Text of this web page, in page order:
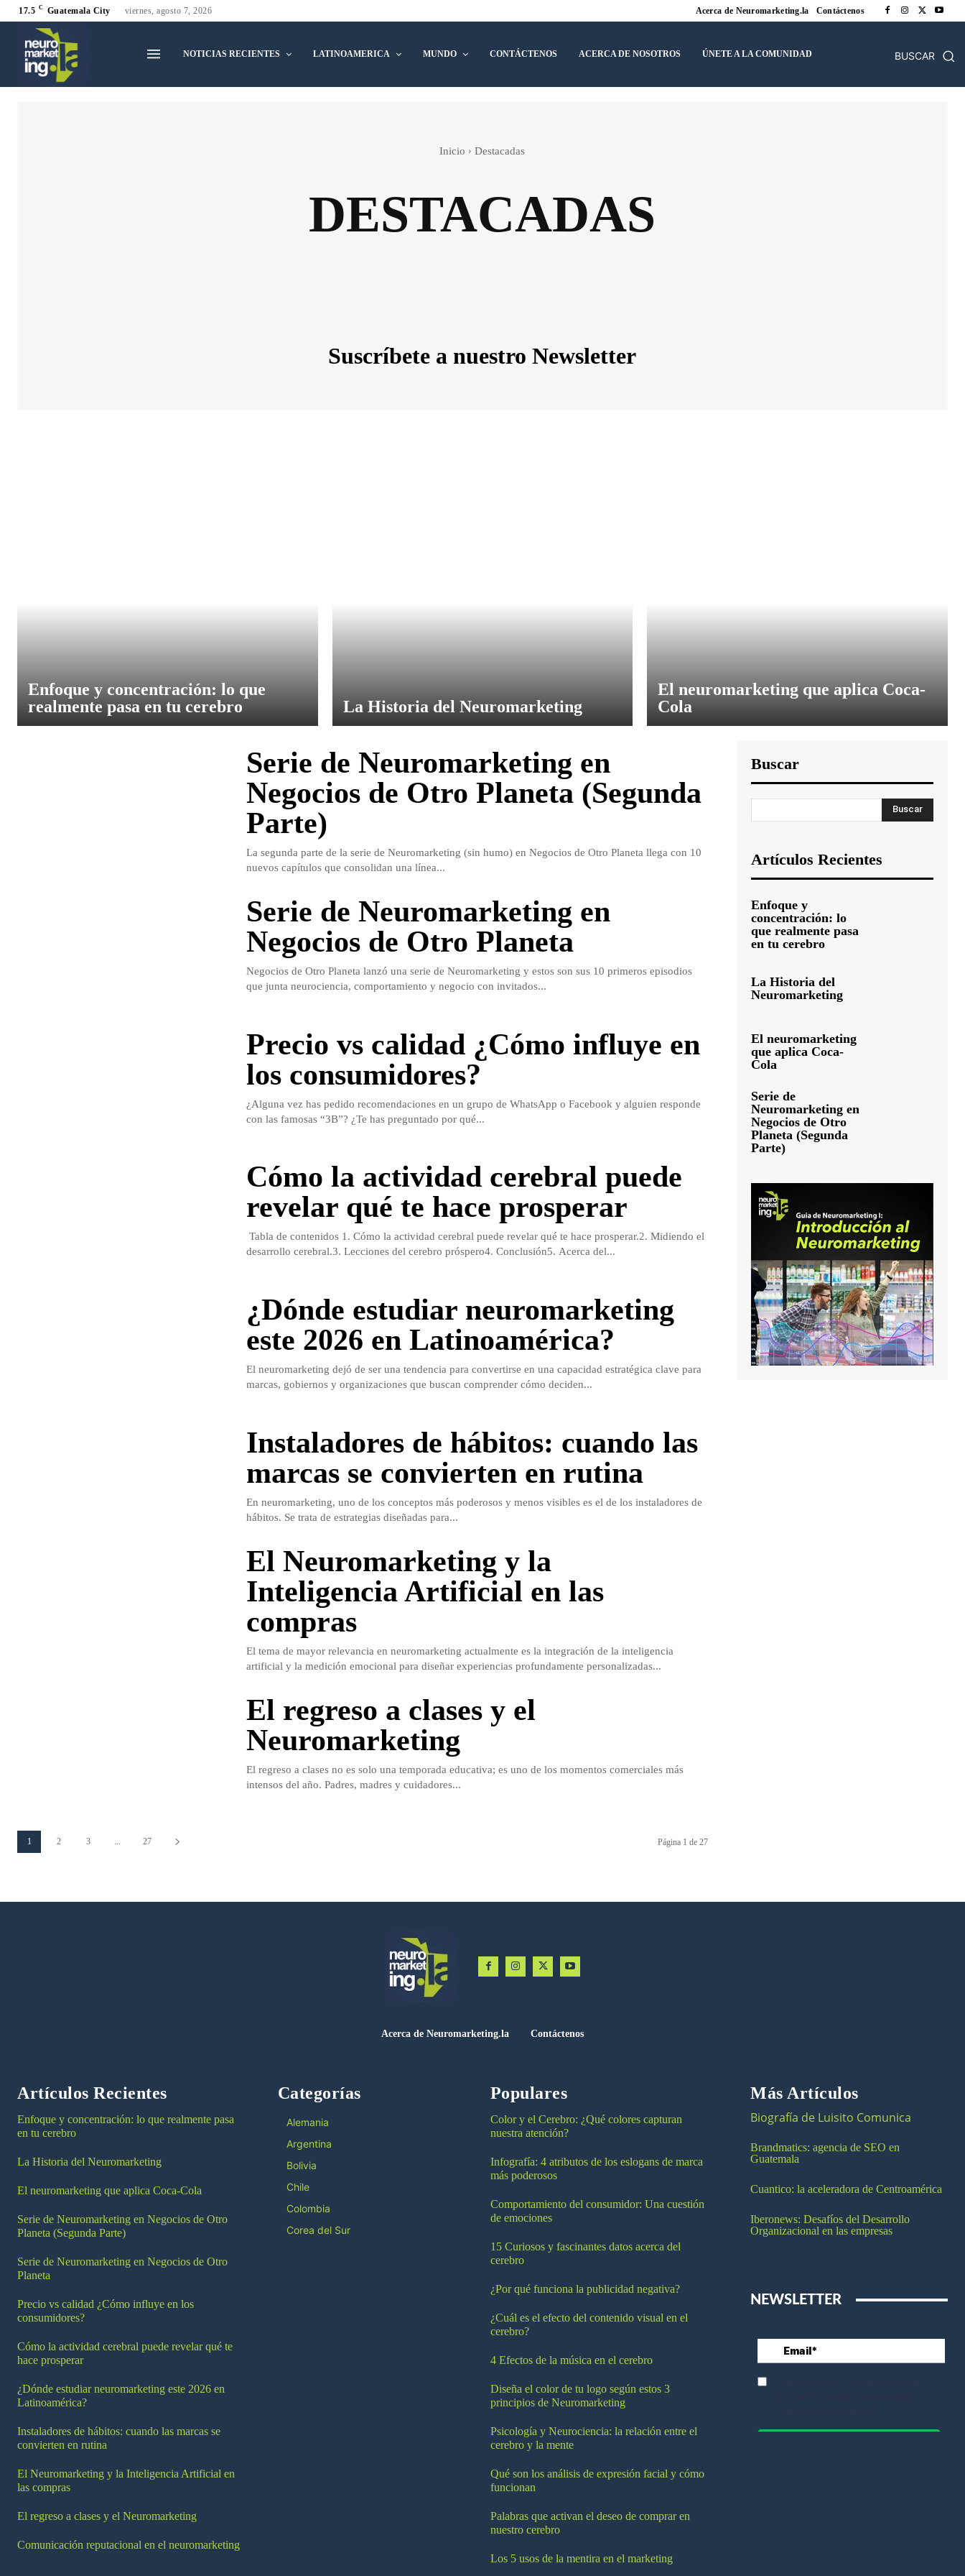
17.5 C Guatemala City viernes, agosto 7, 2026 Acerca de Neuromarketing.la Contáctenos
NOTICIAS RECIENTES LATINOAMERICA MUNDO CONTÁCTENOS ACERCA DE NOSOTROS ÚNETE A LA COMUNIDAD BUSCAR
Inicio Destacadas
DESTACADAS
Suscríbete a nuestro Newsletter
Enfoque y concentración: lo que
realmente pasa en tu cerebro
La Historia del Neuromarketing
El neuromarketing que aplica Coca-
Cola
Serie de Neuromarketing en
Negocios de Otro Planeta (Segunda
Parte)
La segunda parte de la serie de Neuromarketing (sin humo) en Negocios de Otro Planeta llega con 10
nuevos capítulos que consolidan una línea...
Serie de Neuromarketing en
Negocios de Otro Planeta
Negocios de Otro Planeta lanzó una serie de Neuromarketing y estos son sus 10 primeros episodios
que junta neurociencia, comportamiento y negocio con invitados...
Precio vs calidad ¿Cómo influye en
los consumidores?
¿Alguna vez has pedido recomendaciones en un grupo de WhatsApp o Facebook y alguien responde
con las famosas “3B”? ¿Te has preguntado por qué...
Cómo la actividad cerebral puede
revelar qué te hace prosperar
Tabla de contenidos 1. Cómo la actividad cerebral puede revelar qué te hace prosperar.2. Midiendo el
desarrollo cerebral.3. Lecciones del cerebro próspero4. Conclusión5. Acerca del...
¿Dónde estudiar neuromarketing
este 2026 en Latinoamérica?
El neuromarketing dejó de ser una tendencia para convertirse en una capacidad estratégica clave para
marcas, gobiernos y organizaciones que buscan comprender cómo deciden...
Instaladores de hábitos: cuando las
marcas se convierten en rutina
En neuromarketing, uno de los conceptos más poderosos y menos visibles es el de los instaladores de
hábitos. Se trata de estrategias diseñadas para...
El Neuromarketing y la
Inteligencia Artificial en las
compras
El tema de mayor relevancia en neuromarketing actualmente es la integración de la inteligencia
artificial y la medición emocional para diseñar experiencias profundamente personalizadas...
El regreso a clases y el
Neuromarketing
El regreso a clases no es solo una temporada educativa; es uno de los momentos comerciales más
intensos del año. Padres, madres y cuidadores...
1 2 3 27 Página 1 de 27
Buscar
Buscar
Artículos Recientes
Enfoque y
concentración: lo
que realmente pasa
en tu cerebro
La Historia del
Neuromarketing
El neuromarketing
que aplica Coca-
Cola
Serie de
Neuromarketing en
Negocios de Otro
Planeta (Segunda
Parte)
Acerca de Neuromarketing.la Contáctenos
Artículos Recientes
Enfoque y concentración: lo que realmente pasa
en tu cerebro
La Historia del Neuromarketing
El neuromarketing que aplica Coca-Cola
Serie de Neuromarketing en Negocios de Otro
Planeta (Segunda Parte)
Serie de Neuromarketing en Negocios de Otro
Planeta
Precio vs calidad ¿Cómo influye en los
consumidores?
Cómo la actividad cerebral puede revelar qué te
hace prosperar
¿Dónde estudiar neuromarketing este 2026 en
Latinoamérica?
Instaladores de hábitos: cuando las marcas se
convierten en rutina
El Neuromarketing y la Inteligencia Artificial en
las compras
El regreso a clases y el Neuromarketing
Comunicación reputacional en el neuromarketing
Categorías
Alemania
Argentina
Bolivia
Chile
Colombia
Corea del Sur
Populares
Color y el Cerebro: ¿Qué colores capturan
nuestra atención?
Infografía: 4 atributos de los eslogans de marca
más poderosos
Comportamiento del consumidor: Una cuestión
de emociones
15 Curiosos y fascinantes datos acerca del
cerebro
¿Por qué funciona la publicidad negativa?
¿Cuál es el efecto del contenido visual en el
cerebro?
4 Efectos de la música en el cerebro
Diseña el color de tu logo según estos 3
principios de Neuromarketing
Psicología y Neurociencia: la relación entre el
cerebro y la mente
Qué son los análisis de expresión facial y cómo
funcionan
Palabras que activan el deseo de comprar en
nuestro cerebro
Los 5 usos de la mentira en el marketing
Más Artículos
Biografía de Luisito Comunica
Brandmatics: agencia de SEO en
Guatemala
Cuantico: la aceleradora de Centroamérica
Iberonews: Desafíos del Desarrollo
Organizacional en las empresas
NEWSLETTER